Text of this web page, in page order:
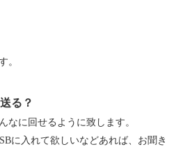
。
送る？
なに回せるように致します。
に入れて欲しいなどあれば、お聞き